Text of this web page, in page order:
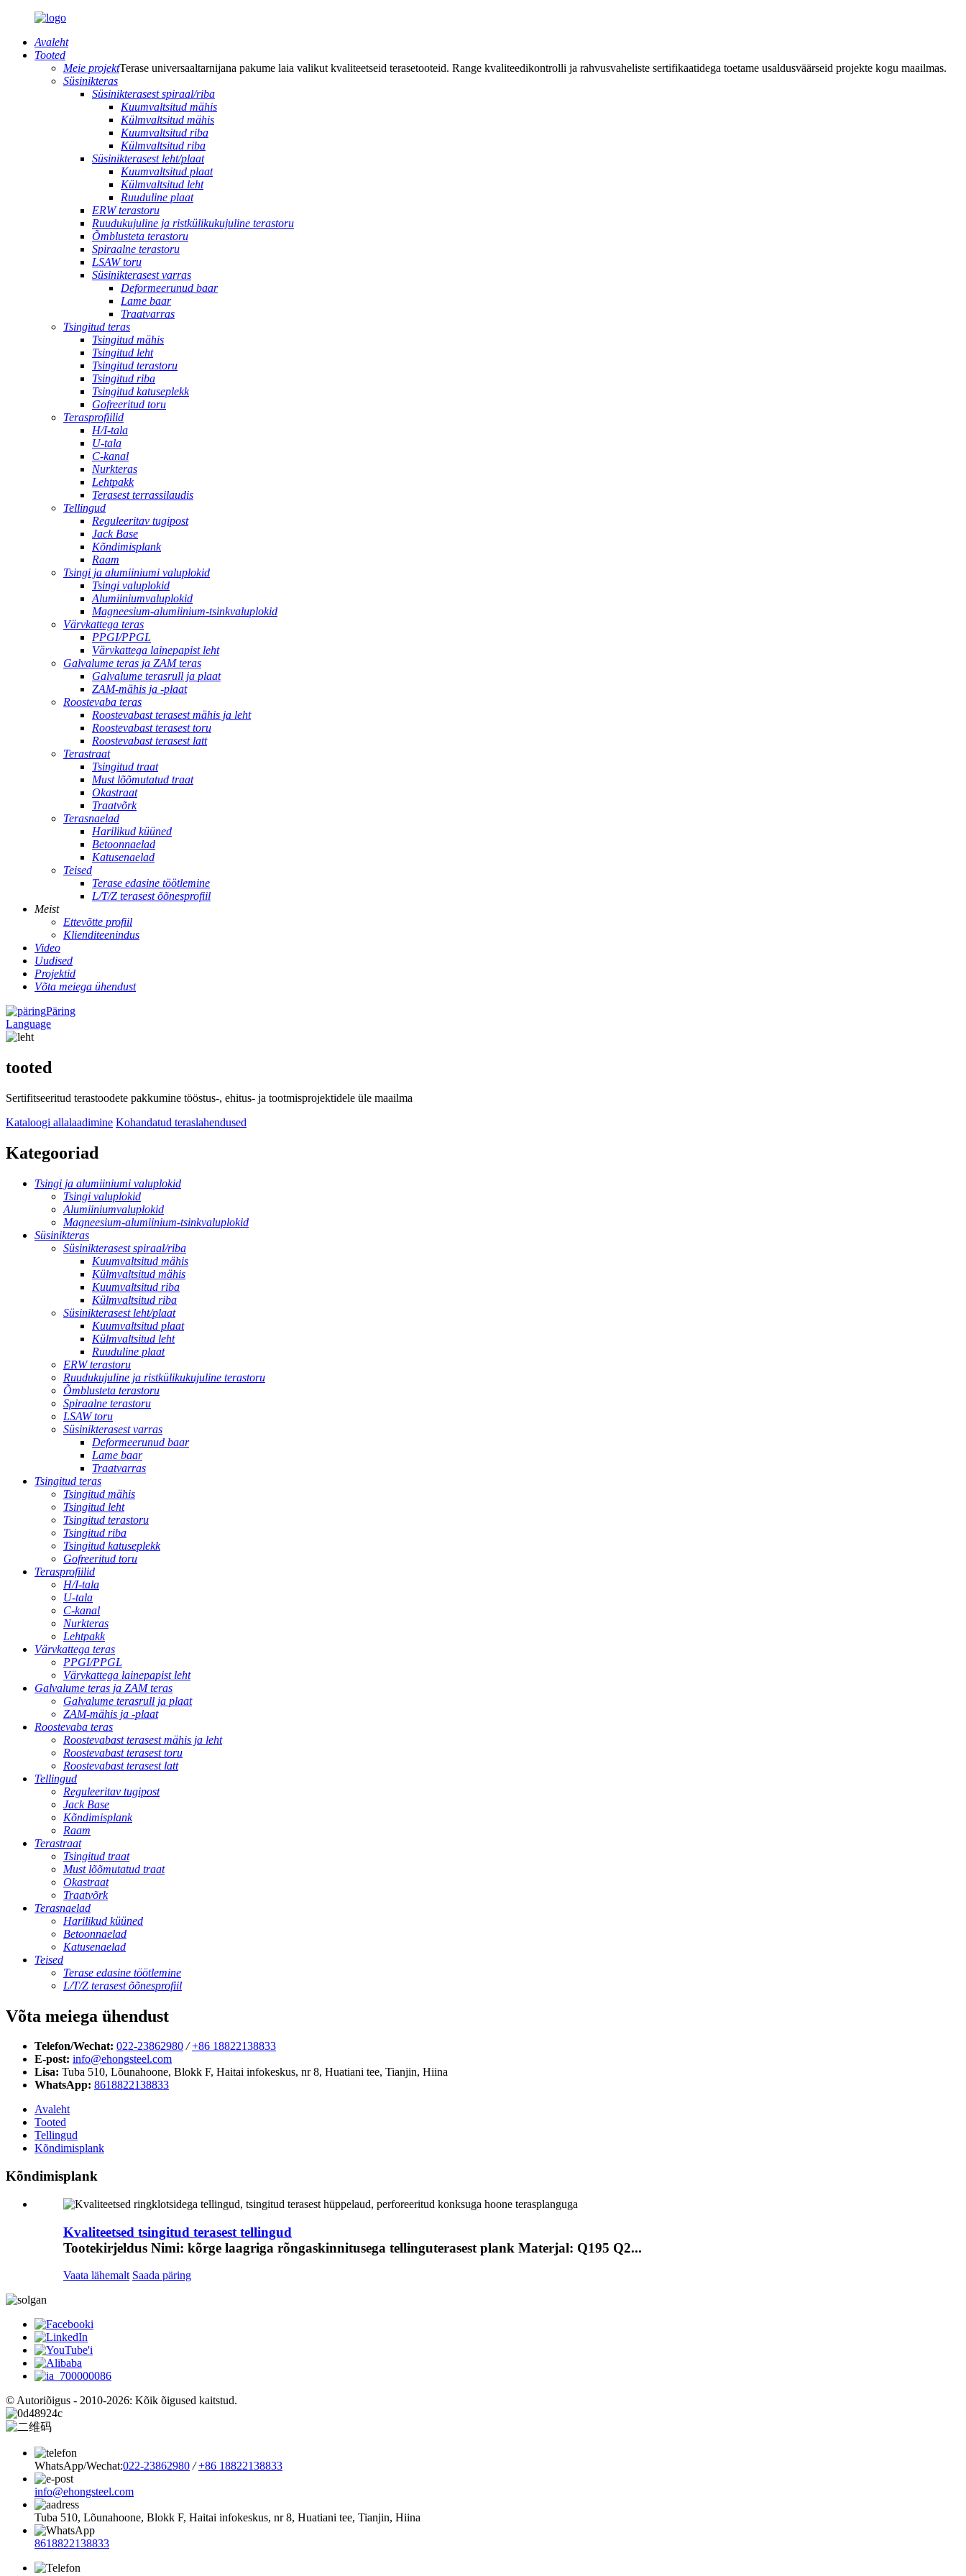
Avaleht
Tooted
Meie projektTerase universaaltarnijana pakume laia valikut kvaliteetseid terasetooteid. Range kvaliteedikontrolli ja rahvusvaheliste sertifikaatidega toetame usaldusväärseid projekte kogu maailmas.
Süsinikteras
Süsinikterasest spiraal/riba
Kuumvaltsitud mähis
Külmvaltsitud mähis
Kuumvaltsitud riba
Külmvaltsitud riba
Süsinikterasest leht/plaat
Kuumvaltsitud plaat
Külmvaltsitud leht
Ruuduline plaat
ERW terastoru
Ruudukujuline ja ristkülikukujuline terastoru
Õmblusteta terastoru
Spiraalne terastoru
LSAW toru
Süsinikterasest varras
Deformeerunud baar
Lame baar
Traatvarras
Tsingitud teras
Tsingitud mähis
Tsingitud leht
Tsingitud terastoru
Tsingitud riba
Tsingitud katuseplekk
Gofreeritud toru
Terasprofiilid
H/I-tala
U-tala
C-kanal
Nurkteras
Lehtpakk
Terasest terrassilaudis
Tellingud
Reguleeritav tugipost
Jack Base
Kõndimisplank
Raam
Tsingi ja alumiiniumi valuplokid
Tsingi valuplokid
Alumiiniumvaluplokid
Magneesium-alumiinium-tsinkvaluplokid
Värvkattega teras
PPGI/PPGL
Värvkattega lainepapist leht
Galvalume teras ja ZAM teras
Galvalume terasrull ja plaat
ZAM-mähis ja -plaat
Roostevaba teras
Roostevabast terasest mähis ja leht
Roostevabast terasest toru
Roostevabast terasest latt
Terastraat
Tsingitud traat
Must lõõmutatud traat
Okastraat
Traatvõrk
Terasnaelad
Harilikud küüned
Betoonnaelad
Katusenaelad
Teised
Terase edasine töötlemine
L/T/Z terasest õõnesprofiil
Meist
Ettevõtte profiil
Klienditeenindus
Video
Uudised
Projektid
Võta meiega ühendust
Päring
Language
tooted
Sertifitseeritud terastoodete pakkumine tööstus-, ehitus- ja tootmisprojektidele üle maailma
Kataloogi allalaadimine Kohandatud teraslahendused
Kategooriad
Tsingi ja alumiiniumi valuplokid
Tsingi valuplokid
Alumiiniumvaluplokid
Magneesium-alumiinium-tsinkvaluplokid
Süsinikteras
Süsinikterasest spiraal/riba
Kuumvaltsitud mähis
Külmvaltsitud mähis
Kuumvaltsitud riba
Külmvaltsitud riba
Süsinikterasest leht/plaat
Kuumvaltsitud plaat
Külmvaltsitud leht
Ruuduline plaat
ERW terastoru
Ruudukujuline ja ristkülikukujuline terastoru
Õmblusteta terastoru
Spiraalne terastoru
LSAW toru
Süsinikterasest varras
Deformeerunud baar
Lame baar
Traatvarras
Tsingitud teras
Tsingitud mähis
Tsingitud leht
Tsingitud terastoru
Tsingitud riba
Tsingitud katuseplekk
Gofreeritud toru
Terasprofiilid
H/I-tala
U-tala
C-kanal
Nurkteras
Lehtpakk
Värvkattega teras
PPGI/PPGL
Värvkattega lainepapist leht
Galvalume teras ja ZAM teras
Galvalume terasrull ja plaat
ZAM-mähis ja -plaat
Roostevaba teras
Roostevabast terasest mähis ja leht
Roostevabast terasest toru
Roostevabast terasest latt
Tellingud
Reguleeritav tugipost
Jack Base
Kõndimisplank
Raam
Terastraat
Tsingitud traat
Must lõõmutatud traat
Okastraat
Traatvõrk
Terasnaelad
Harilikud küüned
Betoonnaelad
Katusenaelad
Teised
Terase edasine töötlemine
L/T/Z terasest õõnesprofiil
Võta meiega ühendust
Telefon/Wechat: 022-23862980 / +86 18822138833
E-post: info@ehongsteel.com
Lisa: Tuba 510, Lõunahoone, Blokk F, Haitai infokeskus, nr 8, Huatiani tee, Tianjin, Hiina
WhatsApp: 8618822138833
Avaleht
Tooted
Tellingud
Kõndimisplank
Kõndimisplank
Kvaliteetsed tsingitud terasest tellingud
Tootekirjeldus Nimi: kõrge laagriga rõngaskinnitusega tellinguterasest plank Materjal: Q195 Q2...
Vaata lähemalt Saada päring
© Autoriõigus - 2010-2026: Kõik õigused kaitstud.
WhatsApp/Wechat:022-23862980 / +86 18822138833
info@ehongsteel.com
Tuba 510, Lõunahoone, Blokk F, Haitai infokeskus, nr 8, Huatiani tee, Tianjin, Hiina
8618822138833